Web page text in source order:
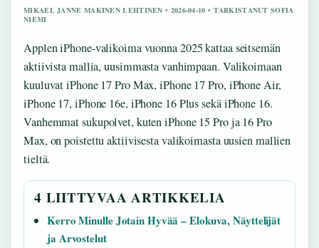
MIKAEL JANNE MAKINEN LEHTINEN • 2026-04-10 • TARKISTANUT SOFIA
NIEMI
Applen iPhone-valikoima vuonna 2025 kattaa seitsemän
aktiivista mallia, uusimmasta vanhimpaan. Valikoimaan
kuuluvat iPhone 17 Pro Max, iPhone 17 Pro, iPhone Air,
iPhone 17, iPhone 16e, iPhone 16 Plus sekä iPhone 16.
Vanhemmat sukupolvet, kuten iPhone 15 Pro ja 16 Pro
Max, on poistettu aktiivisesta valikoimasta uusien mallien
tieltä.
4 LIITTYVAA ARTIKKELIA
Kerro Minulle Jotain Hyvää – Elokuva, Näyttelijät
ja Arvostelut